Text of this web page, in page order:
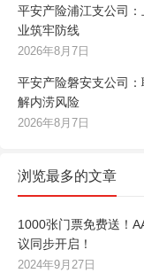
平安产险浦江支公司
业筑牢防线
2026年8月7日
平安产险磐安支公司
解内涝风险
2026年8月7日
浏览最多的文章
1000张门票免费送！
议同步开启！
2024年9月27日